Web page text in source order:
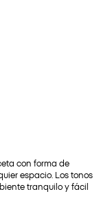
con forma de
espacio. Los tonos
tranquilo y fácil